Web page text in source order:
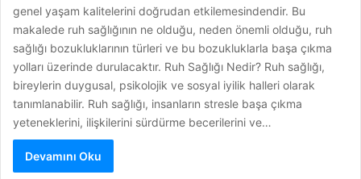
genel yaşam kalitelerini doğrudan etkilemesindendir. Bu
makalede ruh sağlığının ne olduğu, neden önemli olduğu, ruh
sağlığı bozukluklarının türleri ve bu bozukluklarla başa çıkma
yolları üzerinde durulacaktır. Ruh Sağlığı Nedir? Ruh sağlığı,
bireylerin duygusal, psikolojik ve sosyal iyilik halleri olarak
tanımlanabilir. Ruh sağlığı, insanların stresle başa çıkma
yeteneklerini, ilişkilerini sürdürme becerilerini ve…
Devamını Oku